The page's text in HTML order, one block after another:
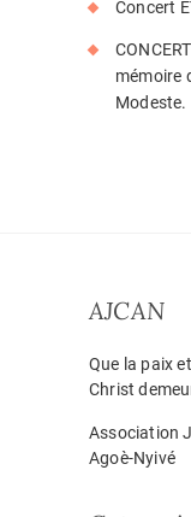
Concert
mémoire
Modeste.
AJCAN
Que la paix
Christ
Association
Agoè-Nyivé